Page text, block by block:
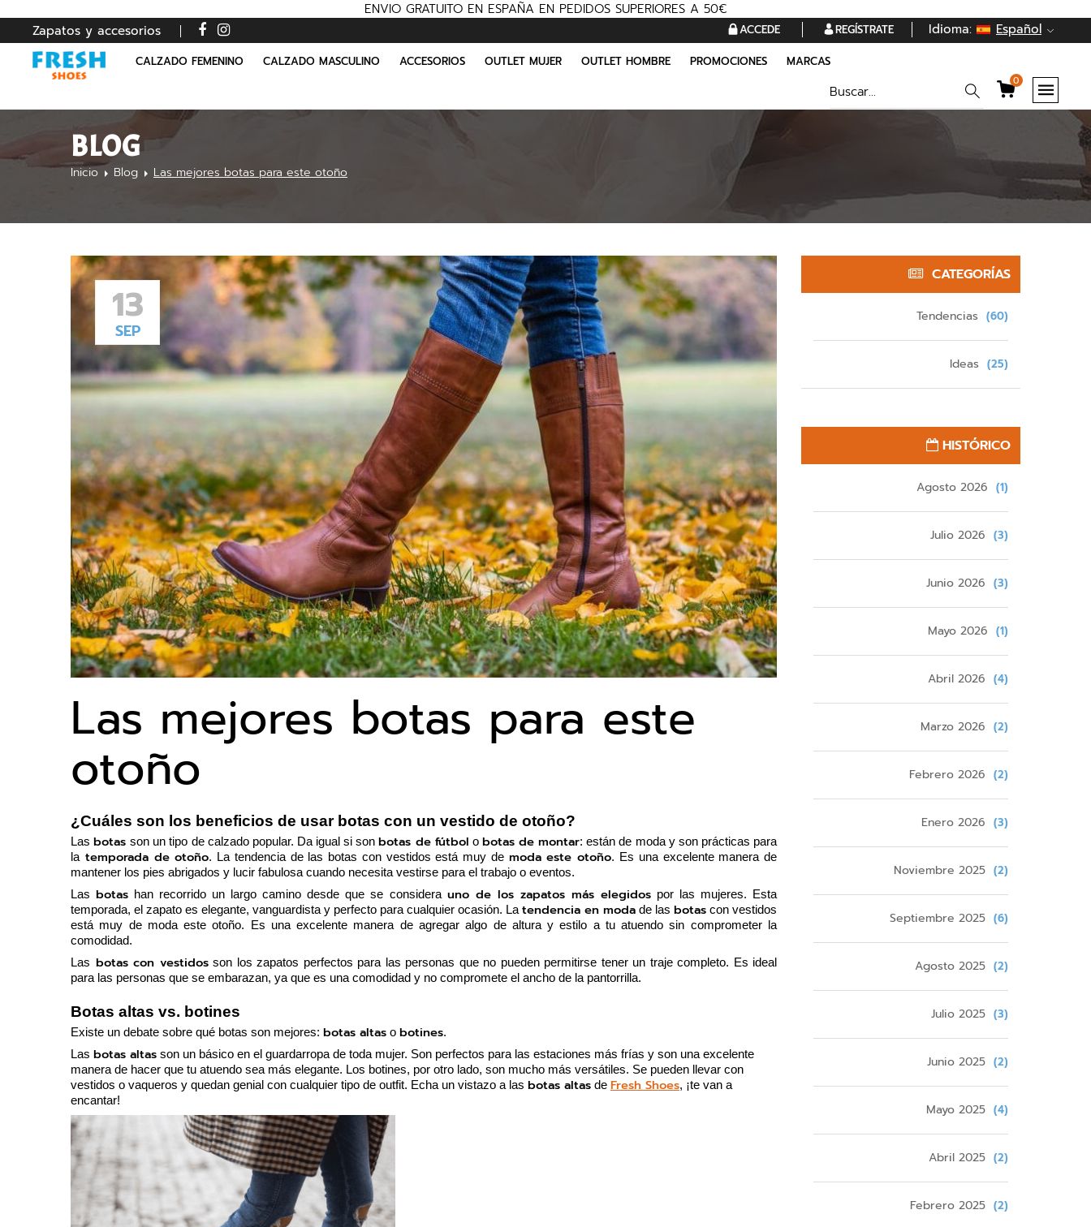
ENVIO GRATUITO EN ESPAÑA EN PEDIDOS SUPERIORES A 50€
Zapatos y accesorios
ACCEDE REGÍSTRATE Idioma: Español
CALZADO FEMENINO CALZADO MASCULINO ACCESORIOS OUTLET MUJER OUTLET HOMBRE PROMOCIONES MARCAS
0
BLOG
Inicio Blog Las mejores botas para este otoño
13
SEP
Las mejores botas para este
otoño
¿Cuáles son los beneficios de usar botas con un vestido de otoño?
Las botas son un tipo de calzado popular. Da igual si son botas de fútbol o botas de montar: están de moda y son prácticas para
la temporada de otoño. La tendencia de las botas con vestidos está muy de moda este otoño. Es una excelente manera de
mantener los pies abrigados y lucir fabulosa cuando necesita vestirse para el trabajo o eventos.
Las botas han recorrido un largo camino desde que se considera uno de los zapatos más elegidos por las mujeres. Esta
temporada, el zapato es elegante, vanguardista y perfecto para cualquier ocasión. La tendencia en moda de las botas con vestidos
está muy de moda este otoño. Es una excelente manera de agregar algo de altura y estilo a tu atuendo sin comprometer la
comodidad.
Las botas con vestidos son los zapatos perfectos para las personas que no pueden permitirse tener un traje completo. Es ideal
para las personas que se embarazan, ya que es una comodidad y no compromete el ancho de la pantorrilla.
Botas altas vs. botines
Existe un debate sobre qué botas son mejores: botas altas o botines.
Las botas altas son un básico en el guardarropa de toda mujer. Son perfectos para las estaciones más frías y son una excelente
manera de hacer que tu atuendo sea más elegante. Los botines, por otro lado, son mucho más versátiles. Se pueden llevar con
vestidos o vaqueros y quedan genial con cualquier tipo de outfit. Echa un vistazo a las botas altas de Fresh Shoes, ¡te van a
encantar!
CATEGORÍAS
Tendencias (60)
Ideas (25)
HISTÓRICO
Agosto 2026 (1)
Julio 2026 (3)
Junio 2026 (3)
Mayo 2026 (1)
Abril 2026 (4)
Marzo 2026 (2)
Febrero 2026 (2)
Enero 2026 (3)
Noviembre 2025 (2)
Septiembre 2025 (6)
Agosto 2025 (2)
Julio 2025 (3)
Junio 2025 (2)
Mayo 2025 (4)
Abril 2025 (2)
Febrero 2025 (2)